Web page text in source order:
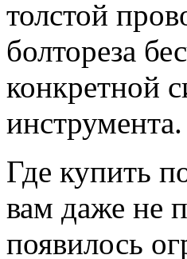
толстой
болтореза
конкретной
инструмента.
Где купить
вам даже не
появилось